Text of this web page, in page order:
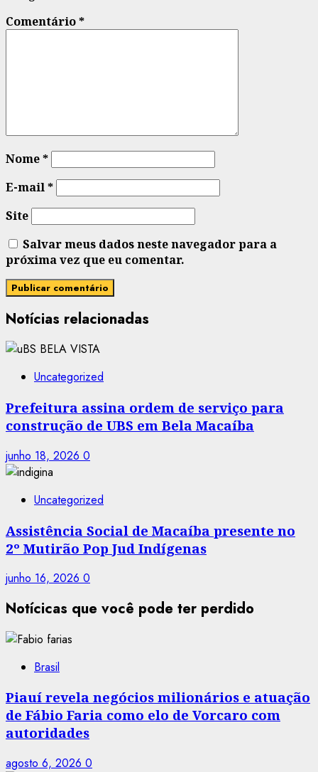
Comentário*
Nome*
E-mail*
Site
Salvar meus dados neste navegador para a
próxima vez que eu comentar.
Notícias relacionadas
Uncategorized
Prefeitura assina ordem de serviço para
construção de UBS em Bela Macaíba
junho 18, 2026 0
Uncategorized
Assistência Social de Macaíba presente no
2º Mutirão Pop Jud Indígenas
junho 16, 2026 0
Notícicas que você pode ter perdido
Brasil
Piauí revela negócios milionários e atuação
de Fábio Faria como elo de Vorcaro com
autoridades
agosto 6, 2026 0